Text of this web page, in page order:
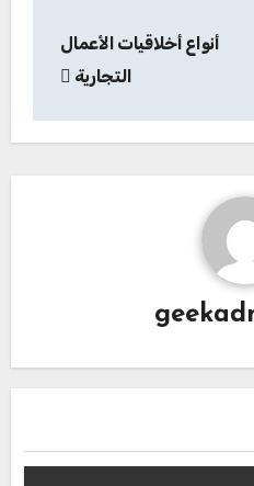
أنواع أخلاقيات الأعمال
التجارية